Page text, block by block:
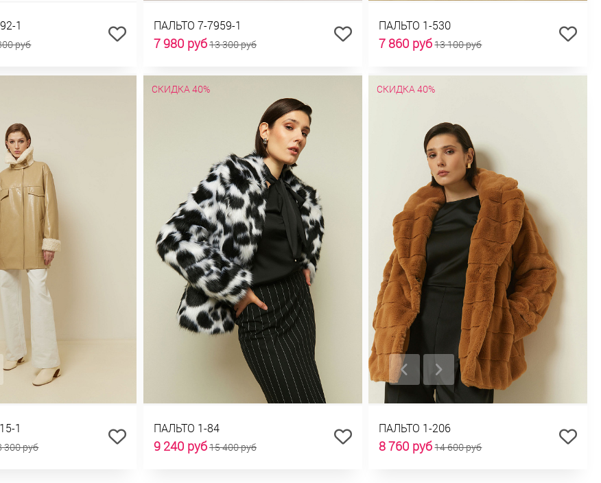
1
руб
ПАЛЬТО 7-7959-1
7 980 руб13 300 руб
ПАЛЬТО 1-530
7 860 руб13 100 руб
1
300 руб
СКИДКА 40%
ПАЛЬТО 1-84
9 240 руб15 400 руб
СКИДКА 40%
ПАЛЬТО 1-206
8 760 руб14 600 руб